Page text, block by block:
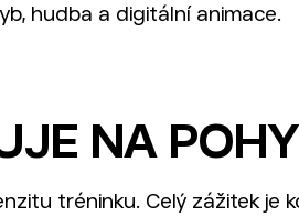
hudba a digitální animace.
NA
tréninku. Celý zážitek je